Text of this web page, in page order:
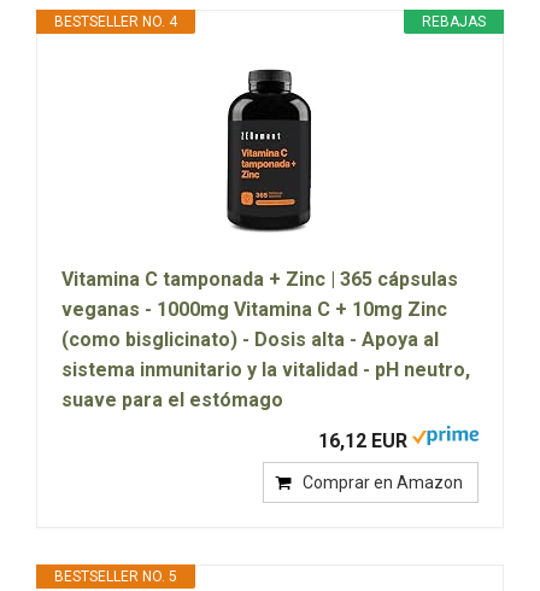
REBAJAS
BESTSELLER NO. 4
Vitamina C tamponada + Zinc | 365 cápsulas
veganas - 1000mg Vitamina C + 10mg Zinc
(como bisglicinato) - Dosis alta - Apoya al
sistema inmunitario y la vitalidad - pH neutro,
suave para el estómago
16,12 EUR
Comprar en Amazon
BESTSELLER NO. 5